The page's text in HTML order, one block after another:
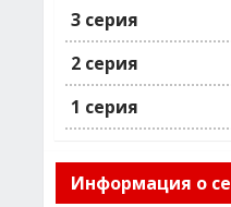
3 серия
2 серия
1 серия
Информация о